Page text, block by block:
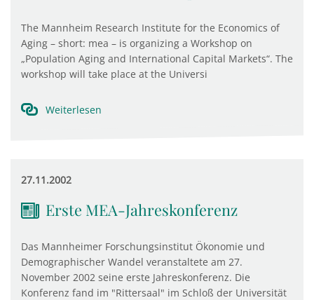
The Mannheim Research Institute for the Economics of
Aging – short: mea – is organizing a Workshop on
„Population Aging and International Capital Markets“. The
workshop will take place at the Universi
Weiterlesen
27.11.2002
Erste MEA-Jahreskonferenz
Das Mannheimer Forschungsinstitut Ökonomie und
Demographischer Wandel veranstaltete am 27.
November 2002 seine erste Jahreskonferenz. Die
Konferenz fand im "Rittersaal" im Schloß der Universität